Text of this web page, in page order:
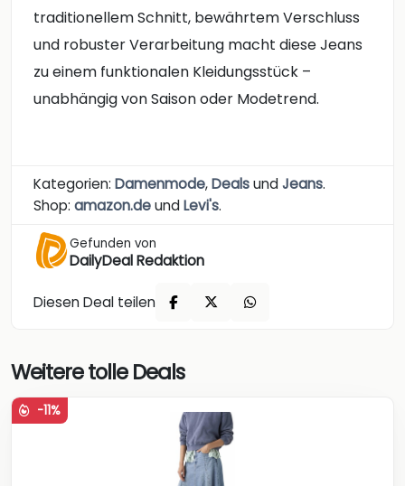
traditionellem Schnitt, bewährtem Verschluss
und robuster Verarbeitung macht diese Jeans
zu einem funktionalen Kleidungsstück –
unabhängig von Saison oder Modetrend.
Kategorien: Damenmode,DealsundJeans.
Shop: amazon.deundLevi's.
Gefunden von
DailyDeal Redaktion
Diesen Deal teilen
Weitere tolle Deals
-11%